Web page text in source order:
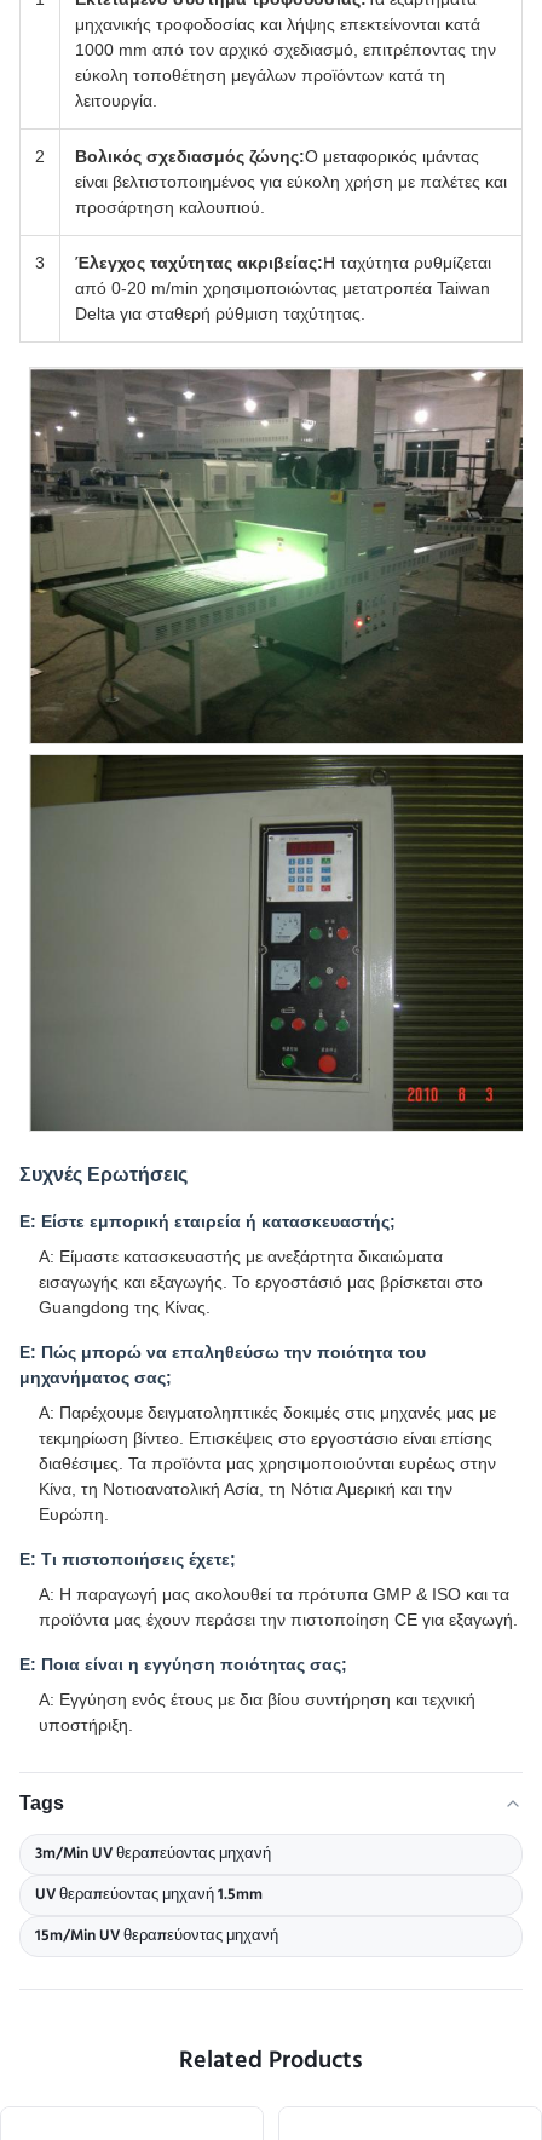
μηχανικής τροφοδοσίας και λήψης επεκτείνονται κατά
1000 mm από τον αρχικό σχεδιασμό, επιτρέποντας την
εύκολη τοποθέτηση μεγάλων προϊόντων κατά τη
λειτουργία.
2 Βολικός σχεδιασμός ζώνης:Ο μεταφορικός ιμάντας
είναι βελτιστοποιημένος για εύκολη χρήση με παλέτες και
προσάρτηση καλουπιού.
3 Έλεγχος ταχύτητας ακριβείας:Η ταχύτητα ρυθμίζεται
από 0-20 m/min χρησιμοποιώντας μετατροπέα Taiwan
Delta για σταθερή ρύθμιση ταχύτητας.
Συχνές Ερωτήσεις
Ε: Είστε εμπορική εταιρεία ή κατασκευαστής;
Α: Είμαστε κατασκευαστής με ανεξάρτητα δικαιώματα
εισαγωγής και εξαγωγής. Το εργοστάσιό μας βρίσκεται στο
Guangdong της Κίνας.
Ε: Πώς μπορώ να επαληθεύσω την ποιότητα του
μηχανήματος σας;
Α: Παρέχουμε δειγματοληπτικές δοκιμές στις μηχανές μας με
τεκμηρίωση βίντεο. Επισκέψεις στο εργοστάσιο είναι επίσης
διαθέσιμες. Τα προϊόντα μας χρησιμοποιούνται ευρέως στην
Κίνα, τη Νοτιοανατολική Ασία, τη Νότια Αμερική και την
Ευρώπη.
Ε: Τι πιστοποιήσεις έχετε;
Α: Η παραγωγή μας ακολουθεί τα πρότυπα GMP & ISO και τα
προϊόντα μας έχουν περάσει την πιστοποίηση CE για εξαγωγή.
Ε: Ποια είναι η εγγύηση ποιότητας σας;
Α: Εγγύηση ενός έτους με δια βίου συντήρηση και τεχνική
υποστήριξη.
Tags
3m/Min UV θεραπεύοντας μηχανή
UV θεραπεύοντας μηχανή 1.5mm
15m/Min UV θεραπεύοντας μηχανή
Related Products